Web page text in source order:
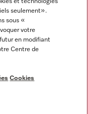
seulement».
sous «
votre
en modifiant
Centre de
Cookies